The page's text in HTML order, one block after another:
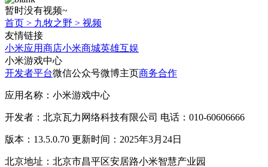
暂时没有视频~
首页 > 九牧之野 > 视频
友情链接
小米应用商店小米商城英雄互娱
小米游戏中心
开发者平台微信公众号微博主页商务合作
应用名称：小米游戏中心
开发者：北京瓦力网络科技有限公司 电话：010-60606666
版本：13.5.0.70 更新时间：2025年3月24日
北京地址：北京市昌平区安居路小米智慧产业园